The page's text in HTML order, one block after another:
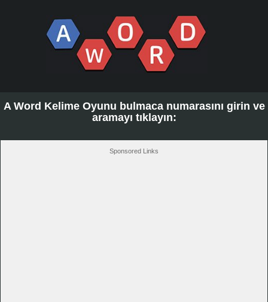
A Word Kelime Oyunu bulmaca numarasını girin ve
aramayı tıklayın:
Sponsored Links